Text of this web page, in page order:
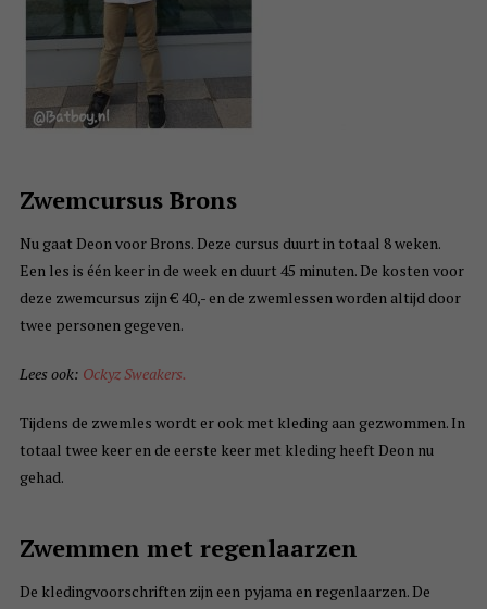
Zwemcursus Brons
Nu gaat Deon voor Brons. Deze cursus duurt in totaal 8 weken.
Een les is één keer in de week en duurt 45 minuten. De kosten voor
deze zwemcursus zijn € 40,- en de zwemlessen worden altijd door
twee personen gegeven.
Lees ook: Ockyz Sweakers.
Tijdens de zwemles wordt er ook met kleding aan gezwommen. In
totaal twee keer en de eerste keer met kleding heeft Deon nu
gehad.
Zwemmen met regenlaarzen
De kledingvoorschriften zijn een pyjama en regenlaarzen. De